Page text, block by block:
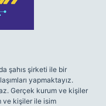
şahıs şirketi ile bir
yapmaktayız.
Gerçek kurum ve kişiler
ve kişiler ile isim